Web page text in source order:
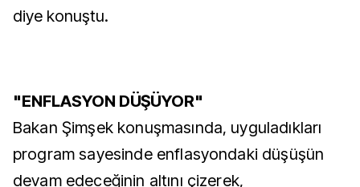
diye konuştu.
"ENFLASYON DÜŞÜYOR"
Bakan Şimşek konuşmasında, uyguladıkları
program sayesinde enflasyondaki düşüşün
devam edeceğinin altını çizerek,